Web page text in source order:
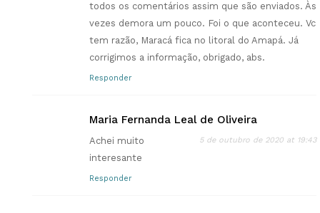
todos os comentários assim que são enviados. Às
vezes demora um pouco. Foi o que aconteceu. Vc
tem razão, Maracá fica no litoral do Amapá. Já
corrigimos a informação, obrigado, abs.
Responder
Maria Fernanda Leal de Oliveira
5 de outubro de 2020 at 19:43
Achei muito
interesante
Responder